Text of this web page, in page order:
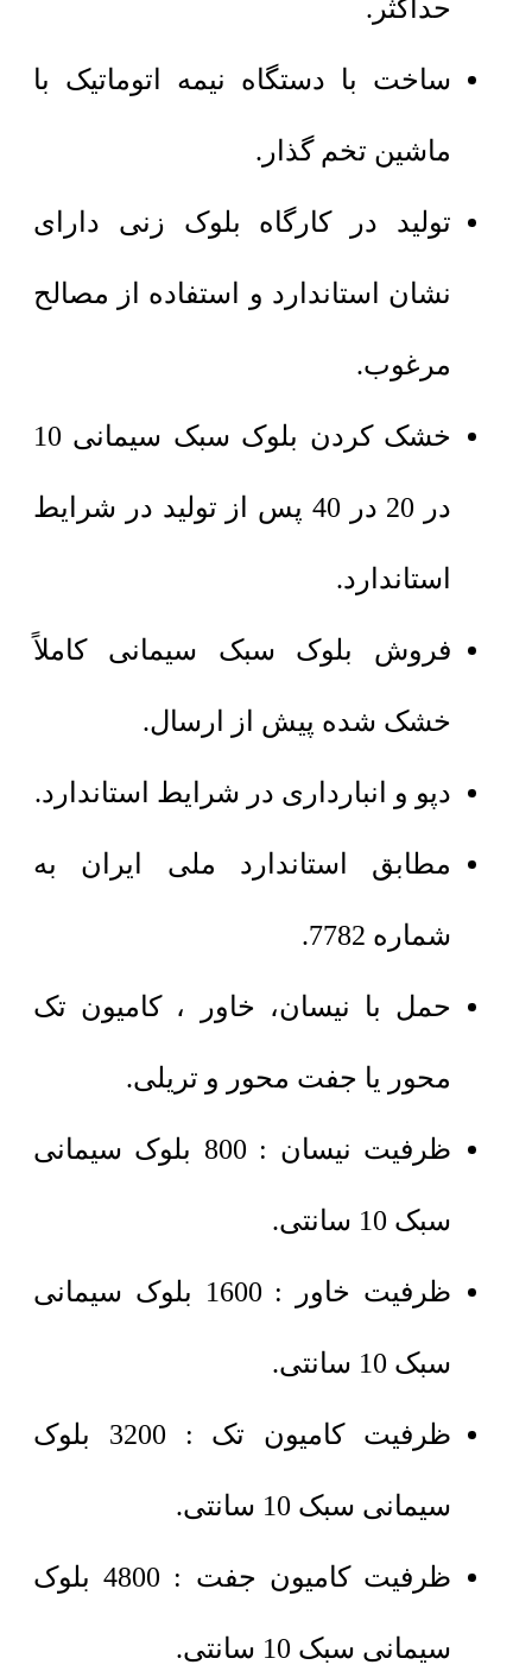
حداکثر.
ساخت با دستگاه نیمه اتوماتیک با
ماشین تخم گذار.
تولید در کارگاه بلوک زنی دارای
نشان استاندارد و استفاده از مصالح
مرغوب.
خشک کردن بلوک سبک سیمانی 10
در 20 در 40 پس از تولید در شرایط
استاندارد.
فروش بلوک سبک سیمانی کاملاً
خشک شده پیش از ارسال.
دپو و انبارداری در شرایط استاندارد.
مطابق استاندارد ملی ایران به
شماره 7782.
حمل با نیسان، خاور ، کامیون تک
محور یا جفت محور و تریلی.
ظرفیت نیسان : 800 بلوک سیمانی
سبک 10 سانتی.
ظرفیت خاور : 1600 بلوک سیمانی
سبک 10 سانتی.
ظرفیت کامیون تک : 3200 بلوک
سیمانی سبک 10 سانتی.
ظرفیت کامیون جفت : 4800 بلوک
سیمانی سبک 10 سانتی.